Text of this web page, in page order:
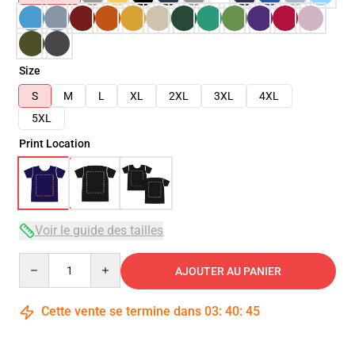
Size
S
M L XL 2XL 3XL
4XL
5XL
Print Location
Voir le guide des tailles
AJOUTER AU PANIER
Cette vente se termine dans 03: 40: 44